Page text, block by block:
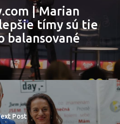
| Marian
tímy sú tie
balansované
Post